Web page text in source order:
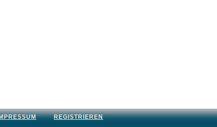
REGISTRIEREN